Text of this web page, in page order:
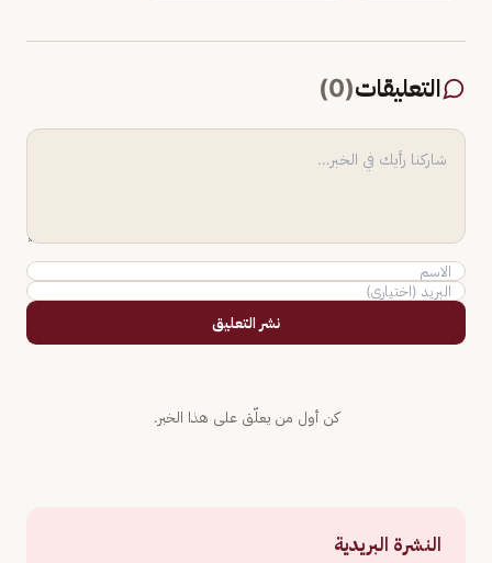
التعليقات(
0
)
نشر التعليق
كن أول من يعلّق على هذا الخبر.
النشرة البريدية